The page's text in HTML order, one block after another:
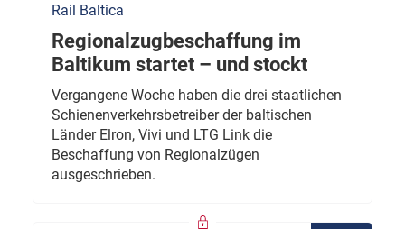
Rail Baltica
Regionalzugbeschaffung im
Baltikum startet – und stockt
Vergangene Woche haben die drei staatlichen
Schienenverkehrsbetreiber der baltischen
Länder Elron, Vivi und LTG Link die
Beschaffung von Regionalzügen
ausgeschrieben.